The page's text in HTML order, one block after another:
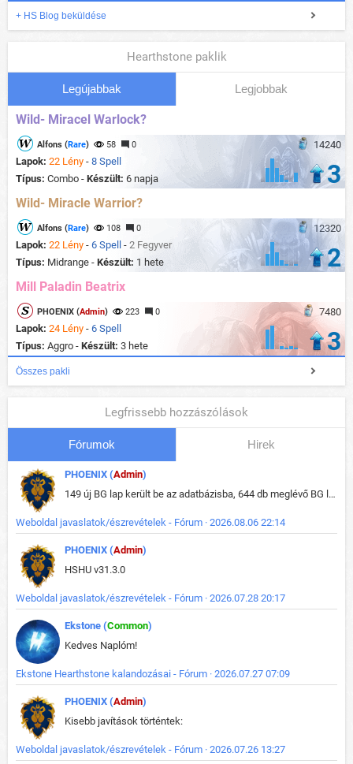
+ HS Blog beküldése
Hearthstone paklik
Legújabbak Legjobbak
Wild- Miracel Warlock?
14240
Alfons (Rare) 58 0
Lapok: 22 Lény - 8 Spell
Típus: Combo - Készült: 6 napja 3
Wild- Miracle Warrior?
12320
Alfons (Rare) 108 0
Lapok: 22 Lény - 6 Spell - 2 Fegyver
Típus: Midrange - Készült: 1 hete 2
Mill Paladin Beatrix
7480
PHOENIX (Admin) 223 0
Lapok: 24 Lény - 6 Spell
Típus: Aggro - Készült: 3 hete 3
Összes pakli
Legfrissebb hozzászólások
Fórumok Hirek
PHOENIX (Admin)
149 új BG lap került be az adatbázisba, 644 db meglévő BG lap módosult, bekerültek az új képek a megváltozott lapokhoz is.
Weboldal javaslatok/észrevételek - Fórum · 2026.08.06 22:14
PHOENIX (Admin)
HSHU v31.3.0
Weboldal javaslatok/észrevételek - Fórum · 2026.07.28 20:17
Ekstone (Common)
Kedves Naplóm!
Ekstone Hearthstone kalandozásai - Fórum · 2026.07.27 07:09
PHOENIX (Admin)
Kisebb javítások történtek:
Weboldal javaslatok/észrevételek - Fórum · 2026.07.26 13:27